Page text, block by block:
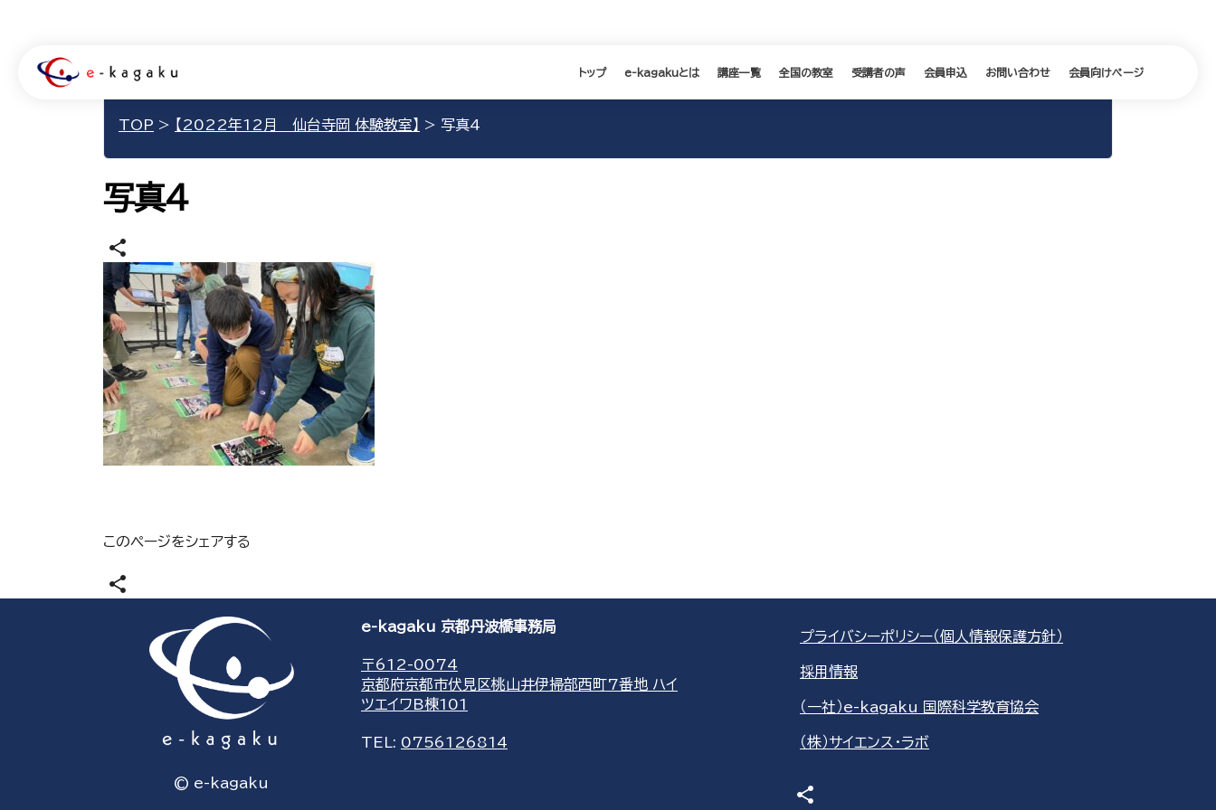
トップ e-kagakuとは 講座一覧 全国の教室 受講者の声 会員申込 お問い合わせ 会員向けページ
TOP > 【2022年12月 仙台寺岡 体験教室】 > 写真4
写真4
share
このページをシェアする
share
© e-kagaku
e-kagaku 京都丹波橋事務局
〒612-0074
京都府京都市伏見区桃山井伊掃部西町7番地 ハイ
ツエイワB棟101
TEL: 0756126814
プライバシーポリシー（個人情報保護方針）
採用情報
（一社）e-kagaku 国際科学教育協会
（株）サイエンス・ラボ
share